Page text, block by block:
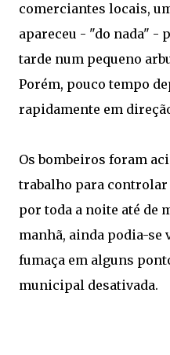
comerciantes locais,
apareceu - "do nada" -
tarde num pequeno
Porém, pouco tempo
rapidamente em
Os bombeiros foram
trabalho para
por toda a noite até de
manhã, ainda podia-se
fumaça em alguns
municipal desativada.